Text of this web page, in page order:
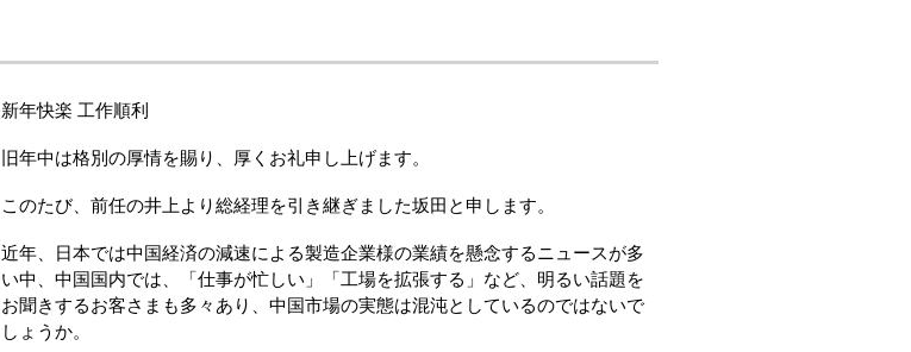
新年快楽 工作順利
旧年中は格別の厚情を賜り、厚くお礼申し上げます。
このたび、前任の井上より総経理を引き継ぎました坂田と申します。
近年、日本では中国経済の減速による製造企業様の業績を懸念するニュースが多
い中、中国国内では、「仕事が忙しい」「工場を拡張する」など、明るい話題を
お聞きするお客さまも多々あり、中国市場の実態は混沌としているのではないで
しょうか。